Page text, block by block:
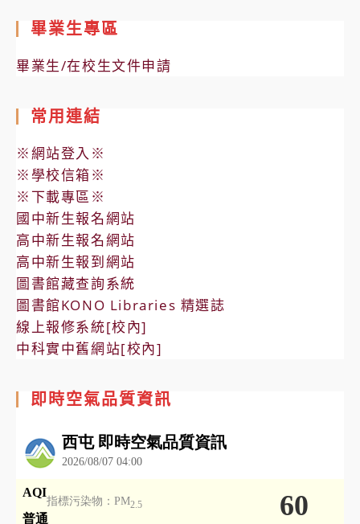
畢業生專區
畢業生/在校生文件申請
常用連結
※網站登入※
※學校信箱※
※下載專區※
國中新生報名網站
高中新生報名網站
高中新生報到網站
圖書館藏查詢系統
圖書館KONO Libraries 精選誌
線上報修系統[校內]
中科實中舊網站[校內]
即時空氣品質資訊